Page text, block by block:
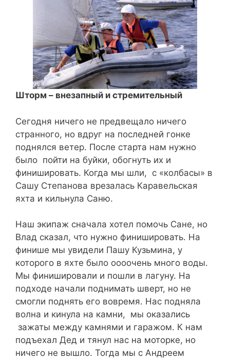
Шторм – внезапный и стремительный
Сегодня ничего не предвещало ничего
странного, но вдруг на последней гонке
поднялся ветер. После старта нам нужно
было пойти на буйки, обогнуть их и
финишировать. Когда мы шли, с «колбасы» в
Сашу Степанова врезалась Каравельская
яхта и кильнула Саню.
Наш экипаж сначала хотел помочь Сане, но
Влад сказал, что нужно финишировать. На
финише мы увидели Пашу Кузьмина, у
которого в яхте было оооочень много воды.
Мы финишировали и пошли в лагуну. На
подходе начали поднимать шверт, но не
смогли поднять его вовремя. Нас подняла
волна и кинула на камни, мы оказались
зажаты между камнями и гаражом. К нам
подъехал Дед и тянул нас на моторке, но
ничего не вышло. Тогда мы с Андреем